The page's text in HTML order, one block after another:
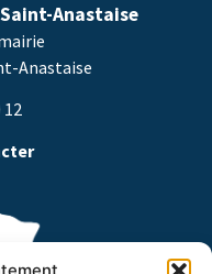
Anastaise
Anastaise
12